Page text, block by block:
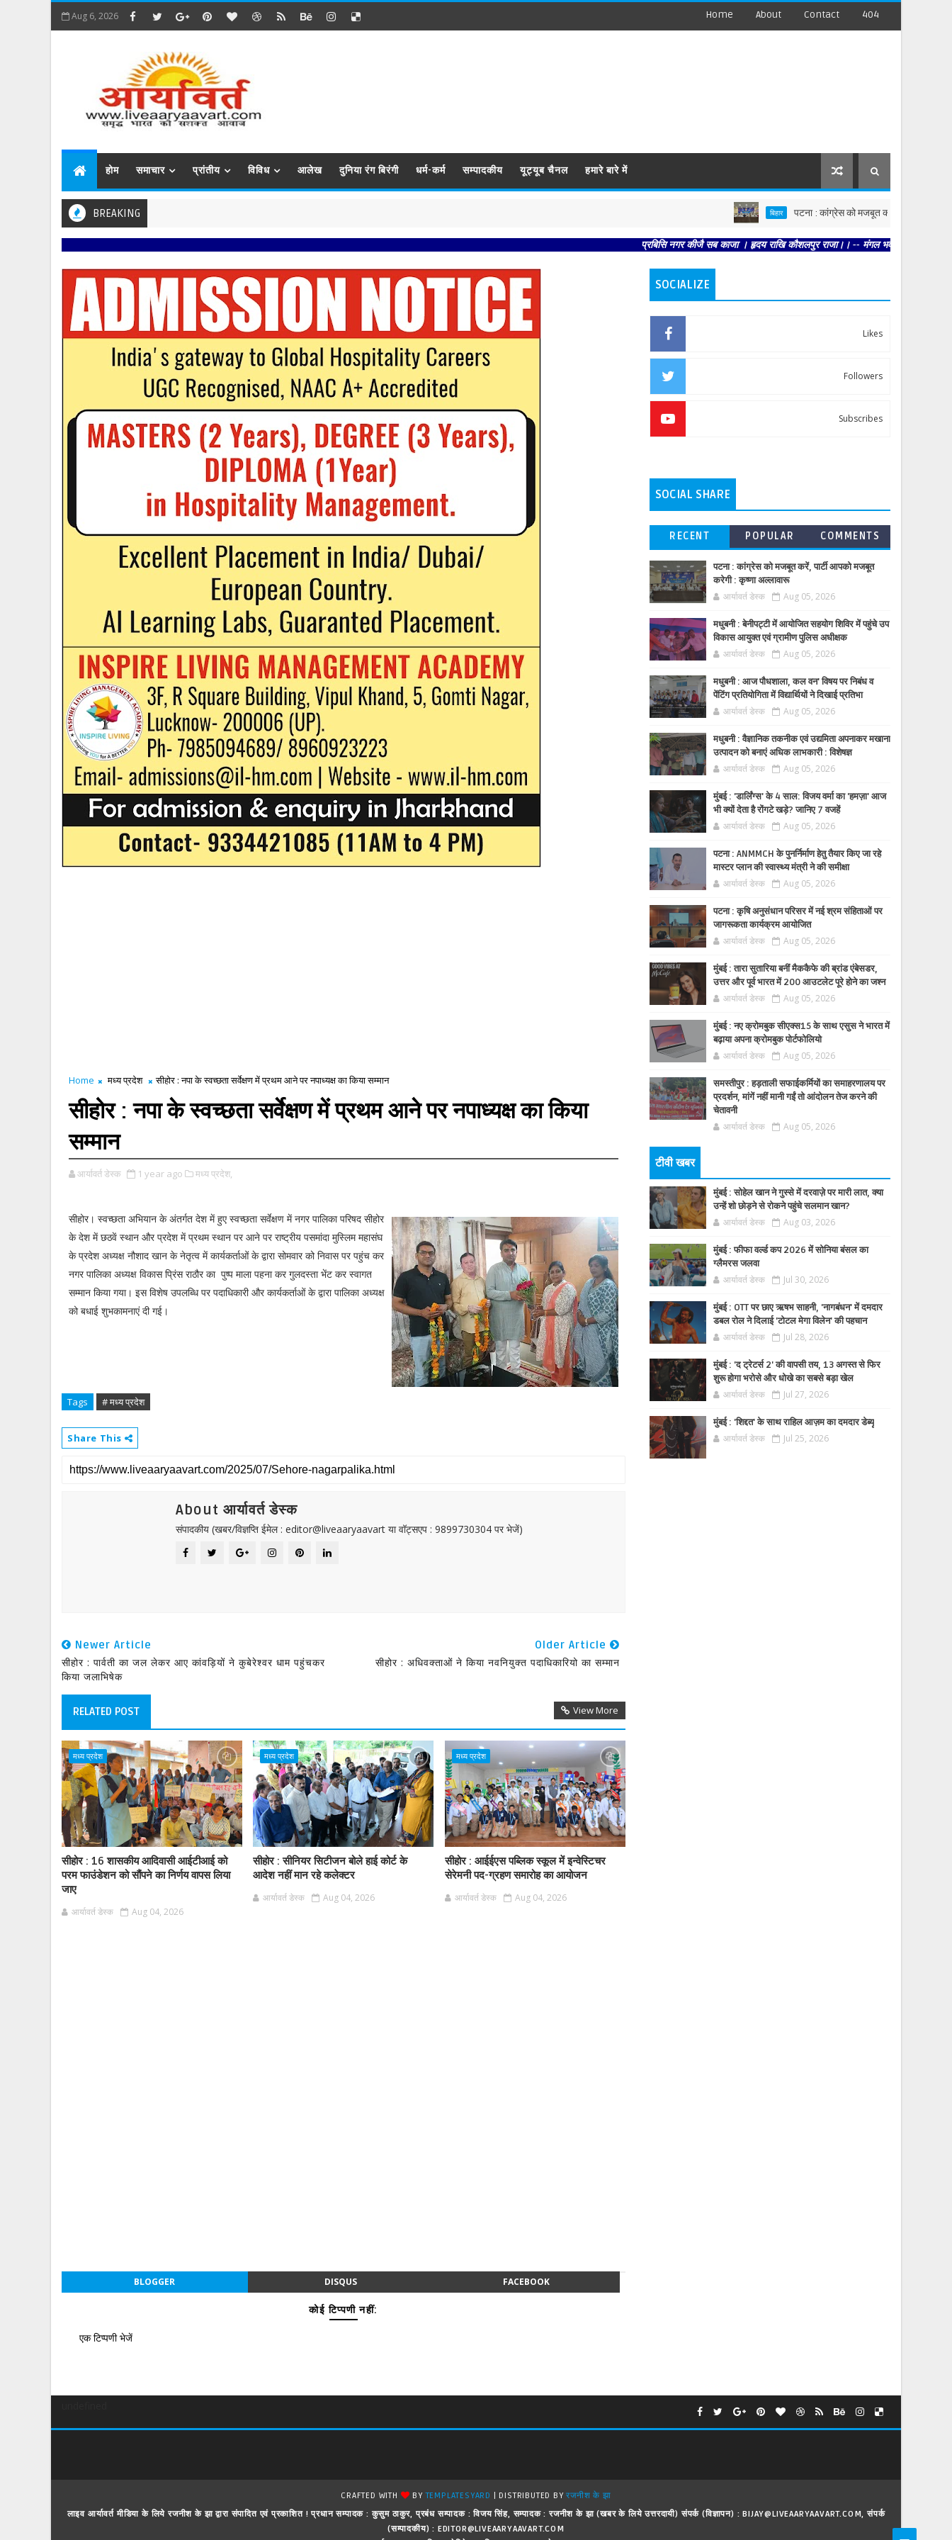
Aug 6, 2026 Home About Contact 404
होम समाचार प्रांतीय विविध आलेख दुनिया रंग बिरंगी धर्म-कर्म सम्पादकीय यूट्यूब चैनल हमारे बारे में
BREAKING बिहार पटना : कांग्रेस को मजबूत करें, पार्टी आपको मजबूत करेगी
प्रबिसि नगर कीजै सब काजा । हृदय राखि कौशलपुर राजा।। -- मंगल भवन अमंगल हारी। द्रवहु
Home मध्य प्रदेश सीहोर : नपा के स्वच्छता सर्वेक्षण में प्रथम आने पर नपाध्यक्ष का किया सम्मान
सीहोर : नपा के स्वच्छता सर्वेक्षण में प्रथम आने पर नपाध्यक्ष का किया
सम्मान
आर्यावर्त डेस्क 1 year ago मध्य प्रदेश,
सीहोर। स्वच्छता अभियान के अंतर्गत देश में हुए स्वच्छता सर्वेक्षण में नगर पालिका परिषद सीहोर
के देश में छठवें स्थान और प्रदेश में प्रथम स्थान पर आने पर राष्ट्रीय पसमांदा मुस्लिम महासंघ
के प्रदेश अध्यक्ष नौशाद खान के नेतृत्व में कार्यकर्ताओं के द्वारा सोमवार को निवास पर पहुंच कर
नगर पालिका अध्यक्ष विकास प्रिंस राठौर का पुष्प माला पहना कर गुलदस्ता भेंट कर स्वागत
सम्मान किया गया। इस विशेष उपलब्धि पर पदाधिकारी और कार्यकर्ताओं के द्वारा पालिका अध्यक्ष
को बधाई शुभकामनाएं दी गई।
Tags # मध्य प्रदेश
Share This
About आर्यावर्त डेस्क
संपादकीय (खबर/विज्ञप्ति ईमेल : editor@liveaaryaavart या वॉट्सएप : 9899730304 पर भेजें)
Newer Article
सीहोर : पार्वती का जल लेकर आए कांवड़ियों ने कुबेरेश्वर धाम पहुंचकर
किया जलाभिषेक
Older Article
सीहोर : अधिवक्ताओं ने किया नवनियुक्त पदाधिकारियो का सम्मान
RELATED POST View More
मध्य प्रदेश
सीहोर : 16 शासकीय आदिवासी आईटीआई को
परम फाउंडेशन को सौंपने का निर्णय वापस लिया
जाए
आर्यावर्त डेस्क Aug 04, 2026
मध्य प्रदेश
सीहोर : सीनियर सिटीजन बोले हाई कोर्ट के
आदेश नहीं मान रहे कलेक्टर
आर्यावर्त डेस्क Aug 04, 2026
मध्य प्रदेश
सीहोर : आईईएस पब्लिक स्कूल में इन्वेस्टिचर
सेरेमनी पद-ग्रहण समारोह का आयोजन
आर्यावर्त डेस्क Aug 04, 2026
BLOGGER DISQUS FACEBOOK
कोई टिप्पणी नहीं:
एक टिप्पणी भेजें
SOCIALIZE
Likes
Followers
Subscribes
SOCIAL SHARE
RECENT POPULAR COMMENTS
पटना : कांग्रेस को मजबूत करें, पार्टी आपको मजबूत
करेगी : कृष्णा अल्लावारू
आर्यावर्त डेस्क Aug 05, 2026
मधुबनी : बेनीपट्टी में आयोजित सहयोग शिविर में पहुंचे उप
विकास आयुक्त एवं ग्रामीण पुलिस अधीक्षक
आर्यावर्त डेस्क Aug 05, 2026
मधुबनी : आज पौधशाला, कल वन' विषय पर निबंध व
पेंटिंग प्रतियोगिता में विद्यार्थियों ने दिखाई प्रतिभा
आर्यावर्त डेस्क Aug 05, 2026
मधुबनी : वैज्ञानिक तकनीक एवं उद्यमिता अपनाकर मखाना
उत्पादन को बनाएं अधिक लाभकारी : विशेषज्ञ
आर्यावर्त डेस्क Aug 05, 2026
मुंबई : 'डार्लिंग्स' के 4 साल: विजय वर्मा का 'हमज़ा' आज
भी क्यों देता है रोंगटे खड़े? जानिए 7 वजहें
आर्यावर्त डेस्क Aug 05, 2026
पटना : ANMMCH के पुनर्निर्माण हेतु तैयार किए जा रहे
मास्टर प्लान की स्वास्थ्य मंत्री ने की समीक्षा
आर्यावर्त डेस्क Aug 05, 2026
पटना : कृषि अनुसंधान परिसर में नई श्रम संहिताओं पर
जागरूकता कार्यक्रम आयोजित
आर्यावर्त डेस्क Aug 05, 2026
मुंबई : तारा सुतारिया बनीं मैककैफे की ब्रांड एंबेसडर,
उत्तर और पूर्व भारत में 200 आउटलेट पूरे होने का जश्न
आर्यावर्त डेस्क Aug 05, 2026
मुंबई : नए क्रोमबुक सीएक्स15 के साथ एसुस ने भारत में
बढ़ाया अपना क्रोमबुक पोर्टफोलियो
आर्यावर्त डेस्क Aug 05, 2026
समस्तीपुर : हड़ताली सफाईकर्मियों का समाहरणालय पर
प्रदर्शन, मांगें नहीं मानी गईं तो आंदोलन तेज करने की
चेतावनी
आर्यावर्त डेस्क Aug 05, 2026
टीवी खबर
मुंबई : सोहेल खान ने गुस्से में दरवाज़े पर मारी लात, क्या
उन्हें शो छोड़ने से रोकने पहुंचे सलमान खान?
आर्यावर्त डेस्क Aug 03, 2026
मुंबई : फीफा वर्ल्ड कप 2026 में सोनिया बंसल का
ग्लैमरस जलवा
आर्यावर्त डेस्क Jul 30, 2026
मुंबई : OTT पर छाए ऋषभ साहनी, 'नागबंधन' में दमदार
डबल रोल ने दिलाई 'टोटल मेगा विलेन' की पहचान
आर्यावर्त डेस्क Jul 28, 2026
मुंबई : 'द ट्रेटर्स 2' की वापसी तय, 13 अगस्त से फिर
शुरू होगा भरोसे और धोखे का सबसे बड़ा खेल
आर्यावर्त डेस्क Jul 27, 2026
मुंबई : 'शिद्दत' के साथ राहिल आज़म का दमदार डेब्यू
आर्यावर्त डेस्क Jul 25, 2026
CRAFTED WITH BYTEMPLATESYARD | DISTRIBUTED BYरजनीश के झा
लाइव आर्यावर्त मीडिया के लिये रजनीश के झा द्वारा संपादित एवं प्रकाशित ! प्रधान सम्पादक : कुसुम ठाकुर, प्रबंध सम्पादक : विजय सिंह, सम्पादक : रजनीश के झा (खबर के लिये उत्तरदायी) संपर्क (विज्ञापन) : BIJAY@LIVEAARYAAVART.COM, संपर्क
(सम्पादकीय) : EDITOR@LIVEAARYAAVART.COM